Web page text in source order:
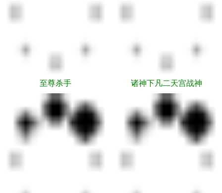
至尊杀手 诸神下凡二天宫战神